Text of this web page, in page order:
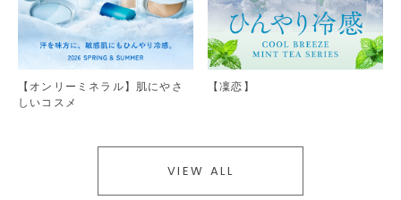
【オンリーミネラル】肌にやさ
しいコスメ
【凜恋】
VIEW ALL